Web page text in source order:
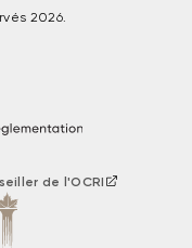
2026.
de l'OCRI